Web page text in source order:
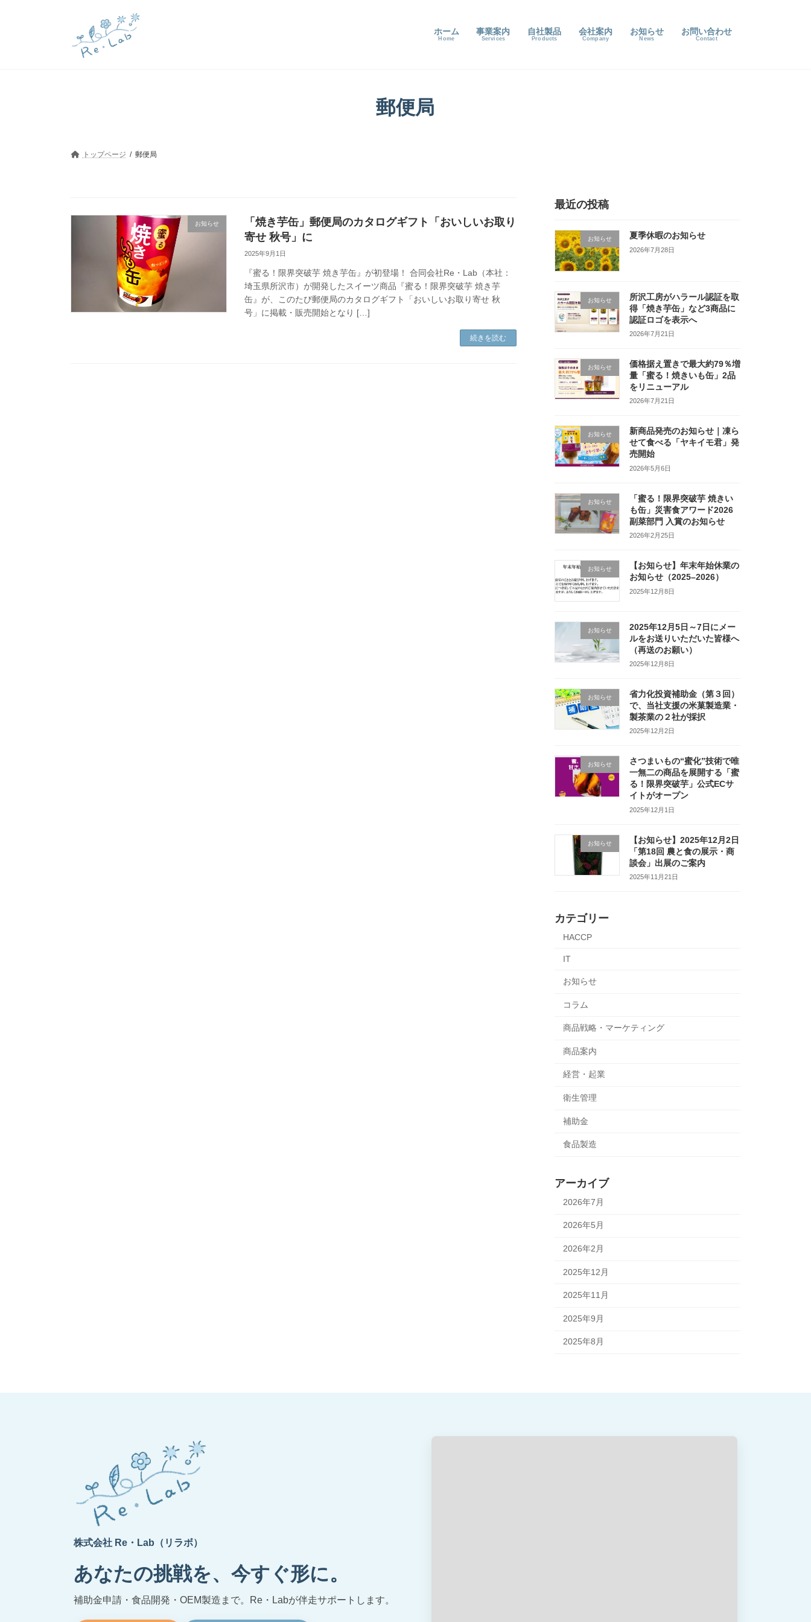
ホーム 事業案内 自社製品 会社案内 お知らせ お問い合わせ
郵便局
トップページ 郵便局
お知らせ
「焼き芋缶」郵便局のカタログギフト「おいしいお取り
寄せ 秋号」に
2025年9月1日
『蜜る！限界突破芋 焼き芋缶』が初登場！ 合同会社Re・Lab（本社：
埼玉県所沢市）が開発したスイーツ商品『蜜る！限界突破芋 焼き芋
缶』が、このたび郵便局のカタログギフト「おいしいお取り寄せ 秋
号」に掲載・販売開始となり […]
続きを読む
最近の投稿
お知らせ 夏季休暇のお知らせ
2026年7月28日
お知らせ
所沢工房がハラール認証を取
得「焼き芋缶」など3商品に
認証ロゴを表示へ
2026年7月21日
お知らせ
価格据え置きで最大約79％増
量「蜜る！焼きいも缶」2品
をリニューアル
2026年7月21日
お知らせ
新商品発売のお知らせ｜凍ら
せて食べる「ヤキイモ君」発
売開始
2026年5月6日
お知らせ
「蜜る！限界突破芋 焼きい
も缶」災害食アワード2026
副菜部門 入賞のお知らせ
2026年2月25日
お知らせ
【お知らせ】年末年始休業の
お知らせ（2025–2026）
2025年12月8日
お知らせ
2025年12月5日～7日にメー
ルをお送りいただいた皆様へ
（再送のお願い）
2025年12月8日
お知らせ
省力化投資補助金（第３回）
で、当社支援の米菓製造業・
製茶業の２社が採択
2025年12月2日
お知らせ
さつまいもの“蜜化”技術で唯
一無二の商品を展開する「蜜
る！限界突破芋」公式ECサ
イトがオープン
2025年12月1日
お知らせ
【お知らせ】2025年12月2日
「第18回 農と食の展示・商
談会」出展のご案内
2025年11月21日
カテゴリー
HACCP
IT
お知らせ
コラム
商品戦略・マーケティング
商品案内
経営・起業
衛生管理
補助金
食品製造
アーカイブ
2026年7月
2026年5月
2026年2月
2025年12月
2025年11月
2025年9月
2025年8月
株式会社 Re・Lab（リラボ）
あなたの挑戦を、今すぐ形に。
補助金申請・食品開発・OEM製造まで。Re・Labが伴走サポートします。